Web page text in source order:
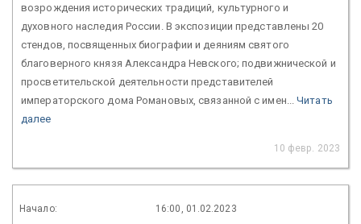
возрождения исторических традиций, культурного и
духовного наследия России. В экспозиции представлены 20
стендов, посвященных биографии и деяниям святого
благоверного князя Александра Невского; подвижнической и
просветительской деятельности представителей
императорского дома Романовых, связанной с имен...Читать
далее
10 февр. 2023
Начало: 16:00, 01.02.2023